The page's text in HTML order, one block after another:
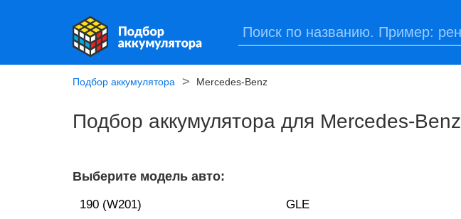
Подбор аккумулятора Mercedes-Benz
Подбор аккумулятора для Mercedes-Benz
Выберите модель авто:
190 (W201)
GLE